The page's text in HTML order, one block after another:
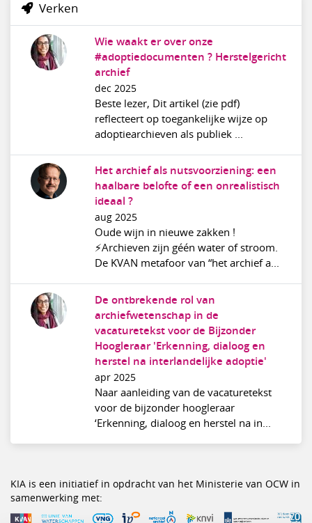
Verken
Wie waakt er over onze
#adoptiedocumenten ? Herstelgericht
archief
dec 2025
Beste lezer, Dit artikel (zie pdf)
reflecteert op toegankelijke wijze op
adoptiearchieven als publiek ...
Het archief als nutsvoorziening: een
haalbare belofte of een onrealistisch
ideaal ?
aug 2025
Oude wijn in nieuwe zakken !
⚡Archieven zijn géén water of stroom.
De KVAN metafoor van “het archief a...
De ontbrekende rol van
archiefwetenschap in de
vacaturetekst voor de Bijzonder
Hoogleraar 'Erkenning, dialoog en
herstel na interlandelijke adoptie'
apr 2025
Naar aanleiding van de vacaturetekst
voor de bijzonder hoogleraar
‘Erkenning, dialoog en herstel na in...
KIA is een initiatief in opdracht van het Ministerie van OCW in
samenwerking met: